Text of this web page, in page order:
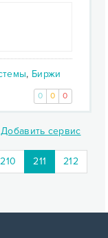
, Биржи
0 0 0
Добавить сервис
210 211 (current)
212